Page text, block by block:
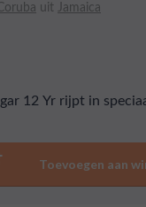
uit Jamaica
12 Yr rijpt in
voor een periode
rijpingsperiode
tonen zoals,
Toevoegen aan